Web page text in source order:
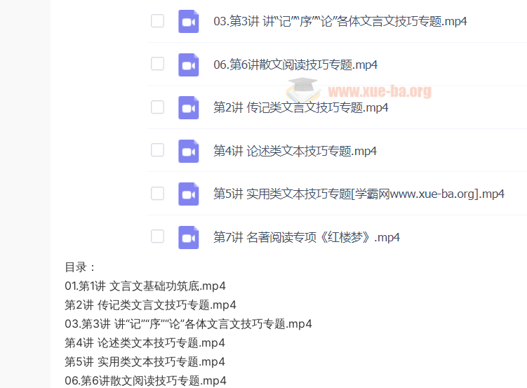
目录：
01.第1讲 文言文基础功筑底.mp4
第2讲 传记类文言文技巧专题.mp4
03.第3讲 讲“记”“序”“论”各体文言文技巧专题.mp4
第4讲 论述类文本技巧专题.mp4
第5讲 实用类文本技巧专题.mp4
06.第6讲散文阅读技巧专题.mp4